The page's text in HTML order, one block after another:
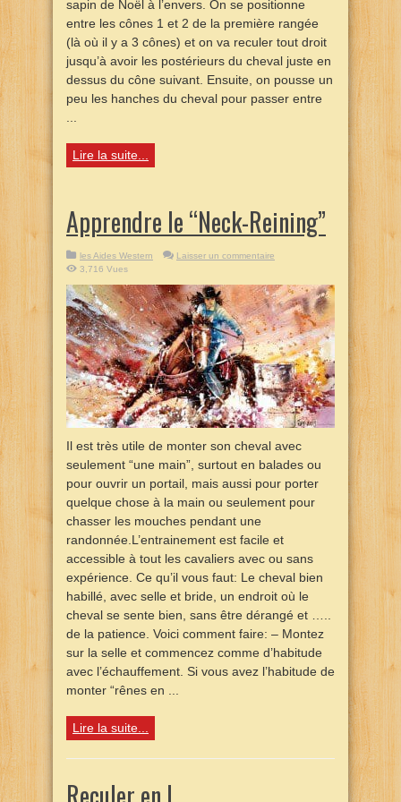
sapin de Noël à l’envers. On se positionne
entre les cônes 1 et 2 de la première rangée
(là où il y a 3 cônes) et on va reculer tout droit
jusqu’à avoir les postérieurs du cheval juste en
dessus du cône suivant. Ensuite, on pousse un
peu les hanches du cheval pour passer entre
Lire la suite...
Apprendre le “Neck-Reining”
les Aides Western
Laisser un commentaire
3,716 Vues
Il est très utile de monter son cheval avec
seulement “une main”, surtout en balades ou
pour ouvrir un portail, mais aussi pour porter
quelque chose à la main ou seulement pour
chasser les mouches pendant une
randonnée.L’entrainement est facile et
accessible à tout les cavaliers avec ou sans
expérience. Ce qu’il vous faut: Le cheval bien
habillé, avec selle et bride, un endroit où le
cheval se sente bien, sans être dérangé et …..
de la patience. Voici comment faire: – Montez
sur la selle et commencez comme d’habitude
avec l’échauffement. Si vous avez l’habitude de
monter “rênes en ...
Lire la suite...